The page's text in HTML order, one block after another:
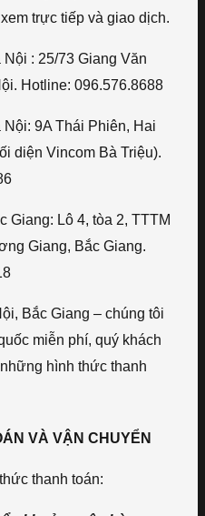
trực tiếp và giao dịch.
: 25/73 Giang Văn
Hotline: 096.576.8688
9A Thái Phiên, Hai
diện Vincom Bà Triệu).
Giang: Lô 4, tòa 2, TTTM
Giang, Bắc Giang.
Bắc Giang – chúng tôi
miễn phí, quý khách
hình thức thanh
VÀ VẬN CHUYỂN
thanh toán: